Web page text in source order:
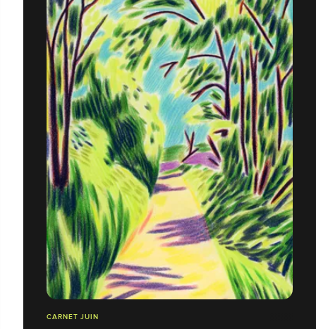
CARNET JUIN